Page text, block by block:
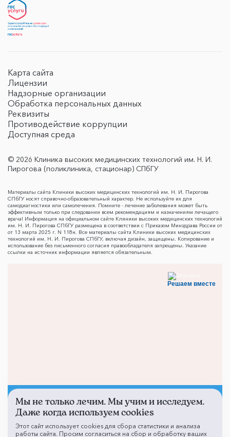
Карта сайта
Лицензии
Надзорные организации
Обработка персональных данных
Реквизиты
Противодействие коррупции
Доступная среда
© 2026 Клиника высоких медицинских технологий им. Н. И.
Пирогова (поликлиника, стационар) СПбГУ
Материалы сайта Клиники высоких медицинских технологий им. Н. И. Пирогова
СПбГУ носят справочно-образовательный характер. Не используйте их для
самодиагностики или самолечения. Помните - лечение заболевания может быть
эффективным только при следовании всем рекомендациям и назначениям лечащего
врача! Информация на официальном сайте Клиники высоких медицинских технологий
им. Н. И. Пирогова СПбГУ размещена в соответствии с Приказом Минздрава России от
от 13 марта 2025 г. N 118н. Все материалы сайта Клиники высоких медицинских
технологий им. Н. И. Пирогова СПбГУ, включая дизайн, защищены. Копирование и
использование без письменного согласия правообладателя запрещены. Указание
ссылки на источник информации является обязательным.
Решаем вместе
Не смогли записаться к
врачу?
Мы не только лечим. Мы учим и исследуем.
Даже когда используем cookies
Этот сайт использует cookies для сбора статистики и анализа
работы сайта. Просим согласиться на сбор и обработку ваших